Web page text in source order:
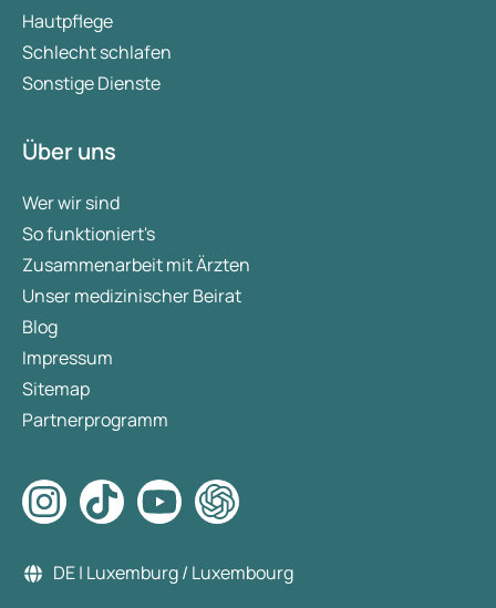
Hautpflege
Schlecht schlafen
Sonstige Dienste
Über uns
Wer wir sind
So funktioniert's
Zusammenarbeit mit Ärzten
Unser medizinischer Beirat
Blog
Impressum
Sitemap
Partnerprogramm
DE | Luxemburg / Luxembourg